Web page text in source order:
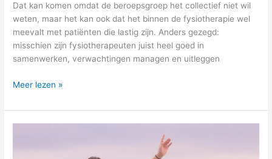
Dat kan komen omdat de beroepsgroep het collectief niet wil
weten, maar het kan ook dat het binnen de fysiotherapie wel
meevalt met patiënten die lastig zijn. Anders gezegd:
misschien zijn fysiotherapeuten juist heel goed in
samenwerken, verwachtingen managen en uitleggen
Meer lezen »